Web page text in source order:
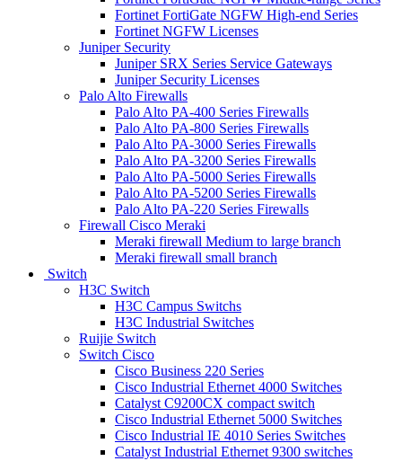
Fortinet FortiGate NGFW High-end Series
Fortinet NGFW Licenses
Juniper Security
Juniper SRX Series Service Gateways
Juniper Security Licenses
Palo Alto Firewalls
Palo Alto PA-400 Series Firewalls
Palo Alto PA-800 Series Firewalls
Palo Alto PA-3000 Series Firewalls
Palo Alto PA-3200 Series Firewalls
Palo Alto PA-5000 Series Firewalls
Palo Alto PA-5200 Series Firewalls
Palo Alto PA-220 Series Firewalls
Firewall Cisco Meraki
Meraki firewall Medium to large branch
Meraki firewall small branch
Switch
H3C Switch
H3C Campus Switchs
H3C Industrial Switches
Ruijie Switch
Switch Cisco
Cisco Business 220 Series
Cisco Industrial Ethernet 4000 Switches
Catalyst C9200CX compact switch
Cisco Industrial Ethernet 5000 Switches
Cisco Industrial IE 4010 Series Switches
Catalyst Industrial Ethernet 9300 switches